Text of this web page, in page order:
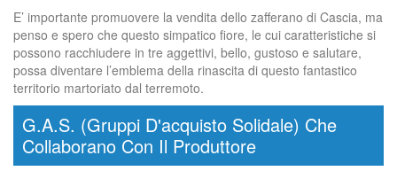
E’ importante promuovere la vendita dello zafferano di Cascia, ma
penso e spero che questo simpatico fiore, le cui caratteristiche si
possono racchiudere in tre aggettivi, bello, gustoso e salutare,
possa diventare l’emblema della rinascita di questo fantastico
territorio martoriato dal terremoto.
G.A.S. (Gruppi D'acquisto Solidale) Che
Collaborano Con Il Produttore